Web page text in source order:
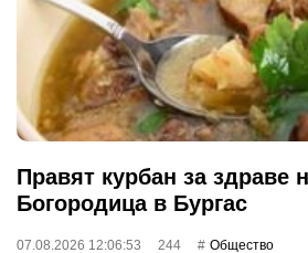
Правят курбан за здраве
Богородица в Бургас
07.08.2026 12:06:53 244 Общество